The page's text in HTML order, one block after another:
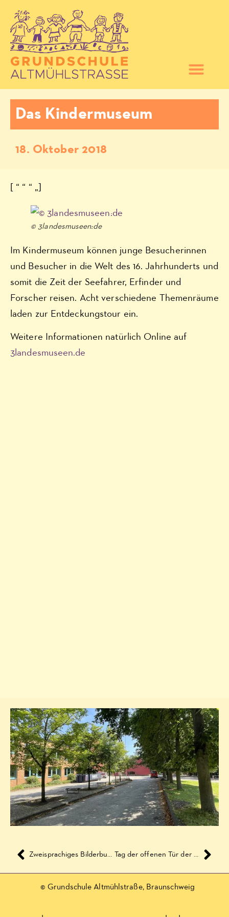
Das Kindermuseum
18. Oktober 2018
[ “ “ “ „]
© 3landesmuseen:de
Im Kindermuseum können junge Besucherinnen
und Besucher in die Welt des 16. Jahrhunderts und
somit die Zeit der Seefahrer, Erfinder und
Forscher reisen. Acht verschiedene Themenräume
laden zur Entdeckungstour ein.
Weitere Informationen natürlich Online auf
3landesmuseen.de
Zweisprachiges Bilderbuchkino – Chinesisch und Deutsch: Wolf Erlbruch: Leonard Tag der offenen Tür der Stadtverwaltung 2018
© Grundschule Altmühlstraße, Braunschweig